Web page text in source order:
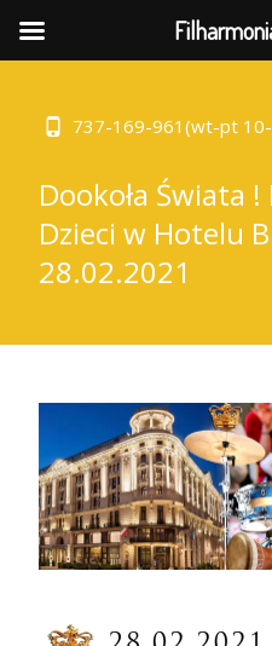
737-169-961(wt-pt
Dookoła Świata
Dzieci w Hotelu
28.02.2021